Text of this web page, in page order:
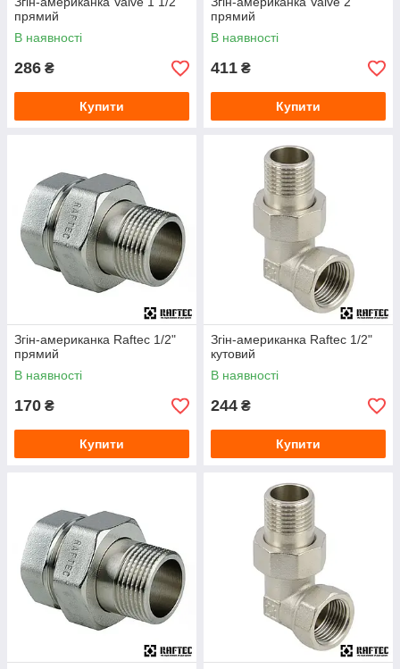
прямий
В наявності
286 ₴
Купити
прямий
В наявності
411 ₴
Купити
Згін-американка Raftec 1/2"
прямий
В наявності
170 ₴
Купити
Згін-американка Raftec 1/2"
кутовий
В наявності
244 ₴
Купити